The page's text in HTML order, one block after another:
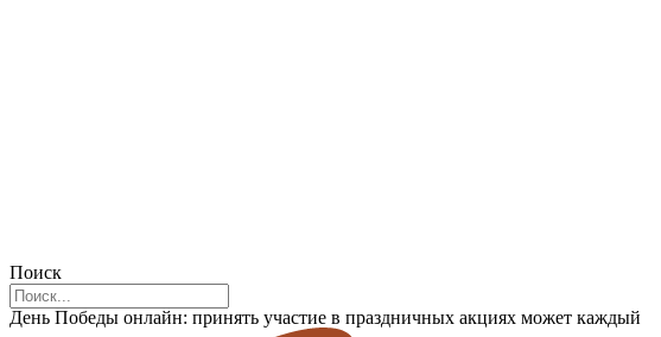
Поиск
День Победы онлайн: принять участие в праздничных акциях может каждый